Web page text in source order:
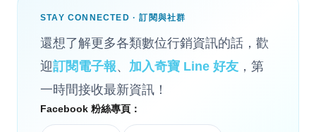
STAY CONNECTED · 訂閱與社群
還想了解更多各類數位行銷資訊的話，歡
迎訂閱電子報、 加入奇寶 Line 好友 ，第
一時間接收最新資訊！
Facebook 粉絲專頁：